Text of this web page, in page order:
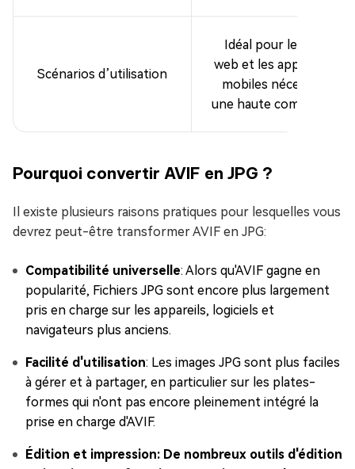
Scénarios d’utilisation
Idéal pour le design
web et les applications
mobiles nécessitant
une haute compression
Pourquoi convertir AVIF en JPG ?
Il existe plusieurs raisons pratiques pour lesquelles vous
devrez peut-être transformer AVIF en JPG:
Compatibilité universelle: Alors qu'AVIF gagne en
popularité, Fichiers JPG sont encore plus largement
pris en charge sur les appareils, logiciels et
navigateurs plus anciens.
Facilité d'utilisation: Les images JPG sont plus faciles
à gérer et à partager, en particulier sur les plates-
formes qui n'ont pas encore pleinement intégré la
prise en charge d'AVIF.
Édition et impression: De nombreux outils d'édition